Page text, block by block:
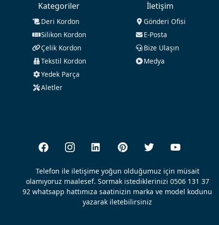
Kategoriler
Deri Kordon
Silikon Kordon
Çelik Kordon
Tekstil Kordon
Yedek Parça
Aletler
İletişim
Gönderi Ofisi
E-Posta
Bize Ulaşın
Medya
Telefon ile iletişime yoğun olduğumuz için müsait
olamıyoruz maalesef. Sormak istediklerinizi 0506 131 37
92 whatsapp hattımıza saatinizin marka ve model kodunu
yazarak iletebilirsiniz